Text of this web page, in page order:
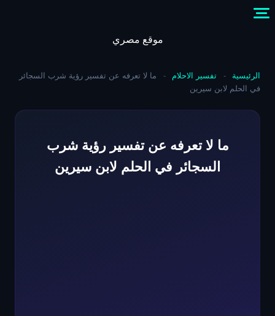
موقع مصري
الرئيسية - تفسير الاحلام -
ما لا تعرفه عن تفسير رؤية شرب السجائر
في الحلم لابن سيرين
ما لا تعرفه عن تفسير رؤية شرب
السجائر في الحلم لابن سيرين